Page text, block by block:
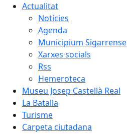
Actualitat
Notícies
Agenda
Municipium Sigarrense
Xarxes socials
Rss
Hemeroteca
Museu Josep Castellà Real
La Batalla
Turisme
Carpeta ciutadana